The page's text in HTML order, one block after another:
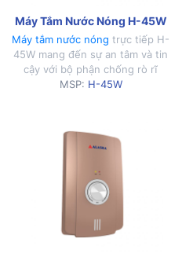
Máy Tắm Nước Nóng H-45W
Máy tắm nước nóngtrực tiếp H-
45W mang đến sự an tâm và tin
cậy với bộ phận chống rò rĩ
điện, an toàn ELCB chống giật.
MSP: H-45W